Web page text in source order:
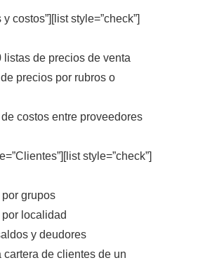
costos”][list style=”check”]
listas de precios de venta
precios por rubros o
costos entre proveedores
style=”check”]
grupos
localidad
y deudores
cartera de clientes de un